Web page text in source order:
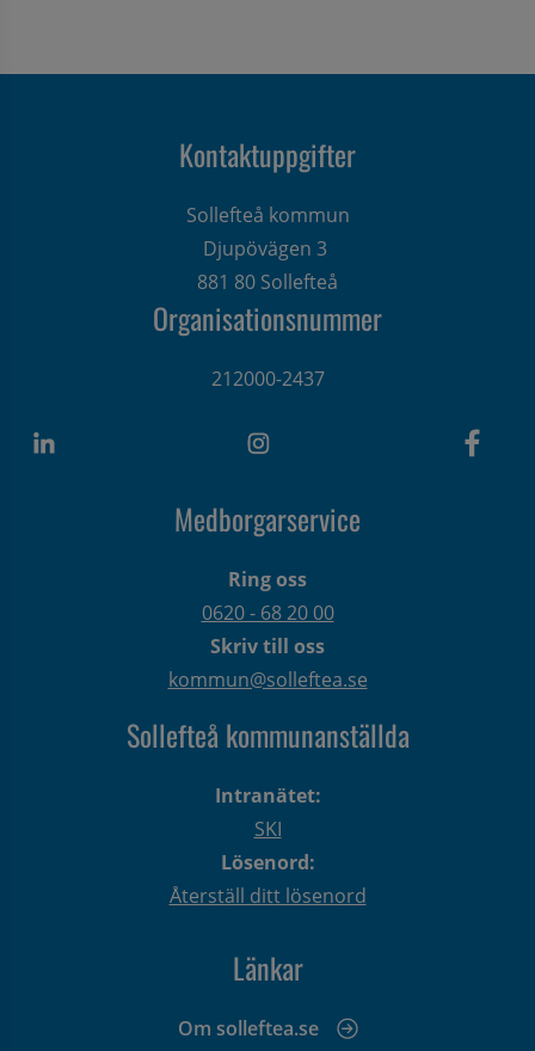
Kontaktuppgifter
Sollefteå kommun
Djupövägen 3
881 80 Sollefteå
Organisationsnummer
212000-2437
Medborgarservice
Ring oss
0620 - 68 20 00
Skriv till oss
kommun@solleftea.se
Sollefteå kommunanställda
Intranätet:
SKI
Lösenord:
Återställ ditt lösenord
Länkar
Om solleftea.se